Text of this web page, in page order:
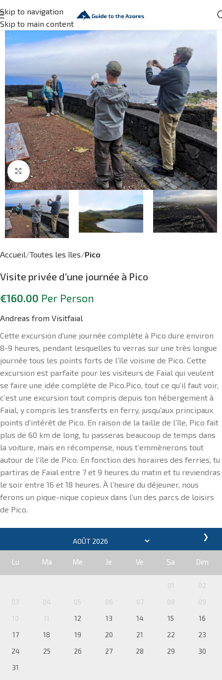
Skip to navigation
Skip to main content
Click to enlarge
Accueil Toutes les îles Pico
Visite privée d’une journée à Pico
€160.00 Per Person
Andreas from Visitfaial
Cette excursion d’une journée complète à Pico dure environ
8-9 heures, pendant lesquelles tu verras sur une très longue
journée tous les points forts de l’île voisine de Pico. Cette
excursion est parfaite pour les visiteurs de Faial qui veulent
se faire une idée complète de Pico.Pico, tout ce qu’il faut voir,
c’est une excursion tout compris depuis ton hébergement à
Faial, y compris les transferts en ferry, jusqu’aux principaux
points d’intérêt de Pico. En raison de la taille de l’île, Pico fait
plus de 60 km de long, tu passeras beaucoup de temps dans
la voiture, mais en récompense, nous t’emmènerons tout
autour de l’île de Pico. En fonction des horaires des ferries, tu
partiras de Faial entre 7 et 9 heures du matin et tu reviendras
le soir entre 16 et 18 heures. À l’heure du déjeuner, nous
ferons un pique-nique copieux dans l’un des parcs de loisirs
de Pico.
❯
Lu Ma Me Je Ve Sa Dim
01
02
03
04 05 06 07 08
09
10
11 12 13 14 15
16
17
18 19 20 21 22
23
24
25 26 27 28 29
30
31